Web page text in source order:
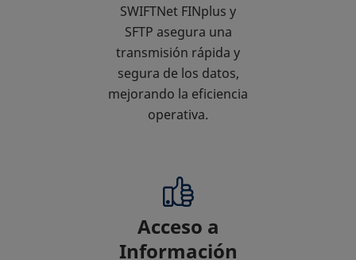
SWIFTNet FINplus y
SFTP asegura una
transmisión rápida y
segura de los datos,
mejorando la eficiencia
operativa.
Acceso a
Información